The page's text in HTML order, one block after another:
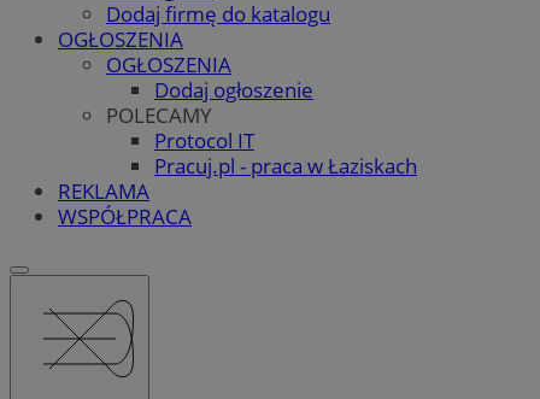
Dodaj firmę do katalogu
OGŁOSZENIA
OGŁOSZENIA
Dodaj ogłoszenie
POLECAMY
Protocol IT
Pracuj.pl - praca w Łaziskach
REKLAMA
WSPÓŁPRACA